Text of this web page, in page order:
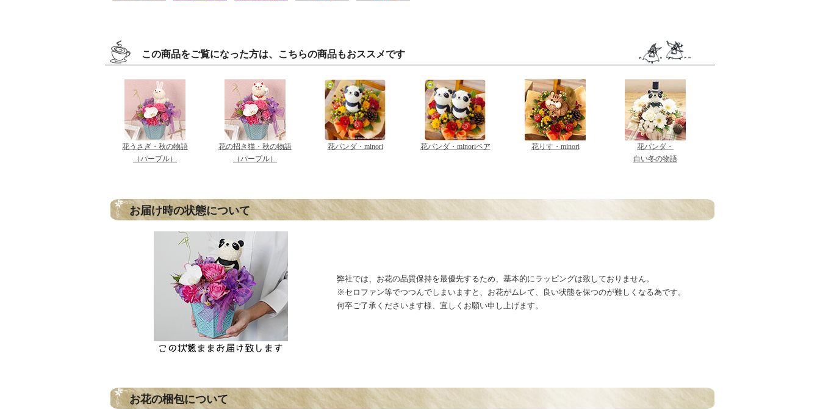
この商品をご覧になった方は、こちらの商品もおススメです
花うさぎ・秋の物語
（パープル）
花の招き猫・秋の物語
（パープル）
花パンダ・minori 花パンダ・minoriペア 花りす・minori
花パンダ・
白い冬の物語
お届け時の状態について
弊社では、お花の品質保持を最優先するため、基本的にラッピングは致しておりません。
※セロファン等でつつんでしまいますと、お花がムレて、良い状態を保つのが難しくなる為です。
何卒ご了承くださいます様、宜しくお願い申し上げます。
お花の梱包について